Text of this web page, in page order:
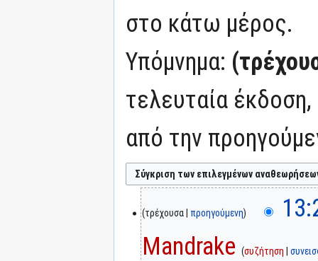
στο κάτω μέρος.
Υπόμνημα:
τελευταία έκδοση,
από την
τρέχουσα προηγούμενη
Mandrake
συζήτηση